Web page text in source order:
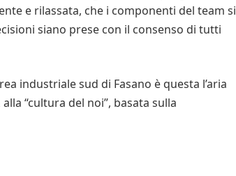
e rilassata, che i componenti del team si
siano prese con il consenso di tutti
industriale sud di Fasano è questa l’aria
“cultura del noi”, basata sulla